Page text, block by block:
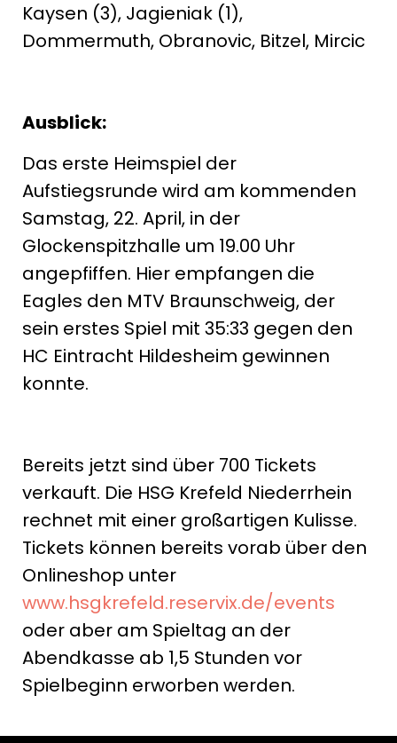
Kaysen (3), Jagieniak (1),
Dommermuth, Obranovic, Bitzel, Mircic
Ausblick:
Das erste Heimspiel der
Aufstiegsrunde wird am kommenden
Samstag, 22. April, in der
Glockenspitzhalle um 19.00 Uhr
angepfiffen. Hier empfangen die
Eagles den MTV Braunschweig, der
sein erstes Spiel mit 35:33 gegen den
HC Eintracht Hildesheim gewinnen
konnte.
Bereits jetzt sind über 700 Tickets
verkauft. Die HSG Krefeld Niederrhein
rechnet mit einer großartigen Kulisse.
Tickets können bereits vorab über den
Onlineshop unter
www.hsgkrefeld.reservix.de/events
oder aber am Spieltag an der
Abendkasse ab 1,5 Stunden vor
Spielbeginn erworben werden.